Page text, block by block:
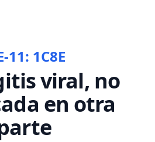
11: 1C8E
viral, no
en otra